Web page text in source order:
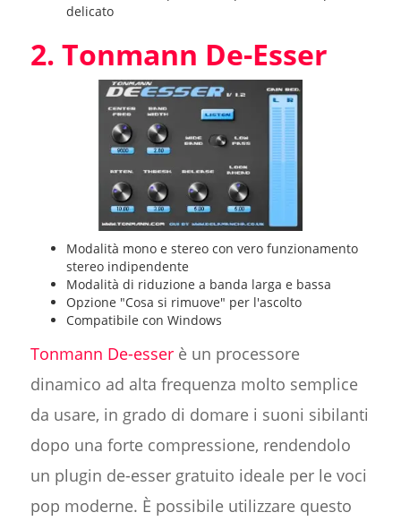
delicato
2. Tonmann De-Esser
Modalità mono e stereo con vero funzionamento
stereo indipendente
Modalità di riduzione a banda larga e bassa
Opzione "Cosa si rimuove" per l'ascolto
Compatibile con Windows
Tonmann De-esserè un processore
dinamico ad alta frequenza molto semplice
da usare, in grado di domare i suoni sibilanti
dopo una forte compressione, rendendolo
un plugin de-esser gratuito ideale per le voci
pop moderne. È possibile utilizzare questo